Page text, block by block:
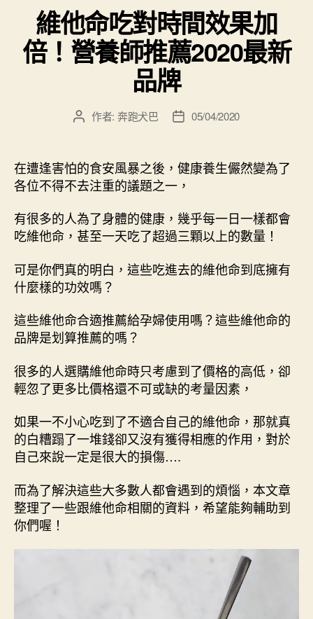
維他命吃對時間效果加
倍！營養師推薦2020最新
品牌
文
者
作者: 奔跑犬巴
文
佈
日
期
05/04/2020
在遭逢害怕的食安風暴之後，健康養生儼然變為了
各位不得不去注重的議題之一，
有很多的人為了身體的健康，幾乎每一日一樣都會
吃維他命，甚至一天吃了超過三顆以上的數量！
可是你們真的明白，這些吃進去的維他命到底擁有
什麼樣的功效嗎？
這些維他命合適推薦給孕婦使用嗎？這些維他命的
品牌是划算推薦的嗎？
很多的人選購維他命時只考慮到了價格的高低，卻
輕忽了更多比價格還不可或缺的考量因素，
如果一不小心吃到了不適合自己的維他命，那就真
的白糟蹋了一堆錢卻又沒有獲得相應的作用，對於
自己來說一定是很大的損傷….
而為了解決這些大多數人都會遇到的煩惱，本文章
整理了一些跟維他命相關的資料，希望能夠輔助到
你們喔！